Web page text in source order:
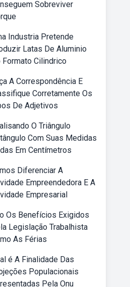
Sobreviver
Industria Pretende
Latas De Aluminio
Formato Cilindrico
A Correspondência E
Corretamente Os
De Adjetivos
O Triângulo
Com Suas Medidas
Em Centímetros
Diferenciar A
Empreendedora E A
Empresarial
Os Benefícios Exigidos
Legislação Trabalhista
As Férias
é A Finalidade Das
Populacionais
Pela Onu